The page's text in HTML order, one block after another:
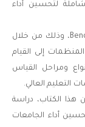
لتحسين أداء
ثم يتناول الفصل الرابع القياس المُقارَن Benchmarking، وذلك من خلال
إلى القيام
ومراحل القياس
التعليم العالي.
هذا الكتاب، دراسة
أداء الجامعات